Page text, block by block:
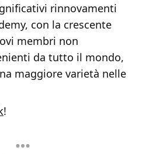
rinnovamenti
con la crescente
membri non
da tutto il mondo,
maggiore varietà nelle
!